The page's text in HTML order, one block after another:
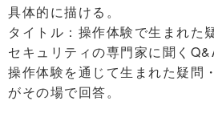
具体的に描ける。
タイトル：操作体験で生まれ
セキュリティの専門家に聞く
操作体験を通じて生まれた疑問
がその場で回答。